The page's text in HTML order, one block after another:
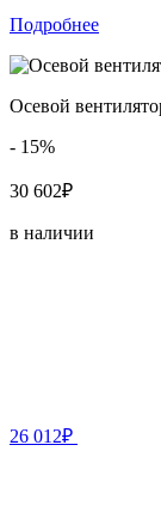
Подробнее
Осевой
- 15%
30 602₽
в наличии
26 012₽